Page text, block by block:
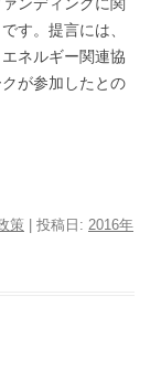
す。提言には、
ネルギー関連協
が参加したとの
策 | 投稿日: 2016年